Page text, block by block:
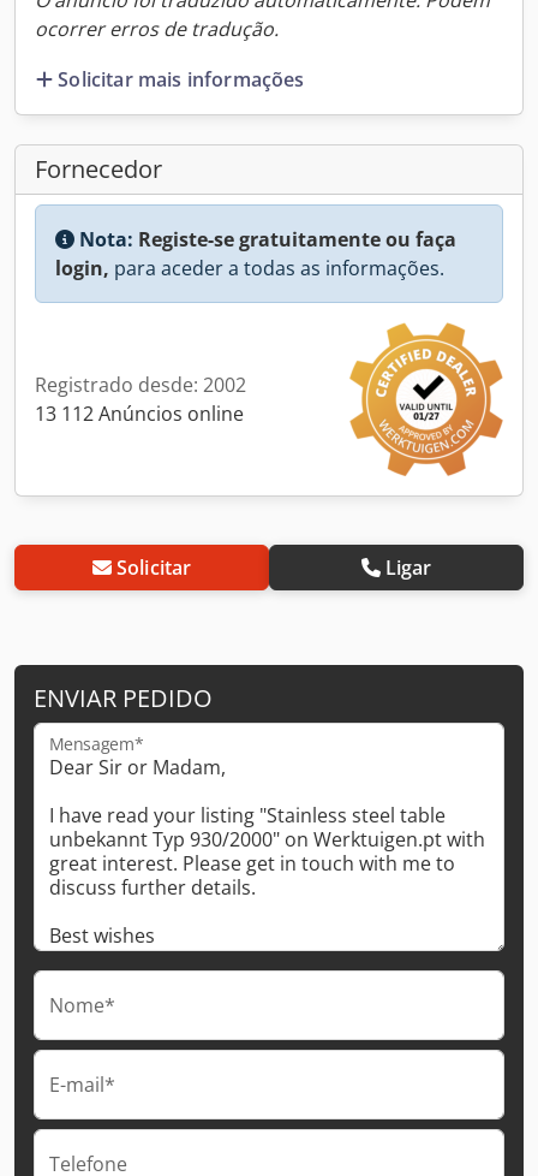
ocorrer erros de tradução.
Solicitar mais informações
Fornecedor
Nota: Registe-se gratuitamente ou faça
login, para aceder a todas as informações.
Registrado desde: 2002
13 112 Anúncios online
Solicitar Ligar
ENVIAR PEDIDO
Mensagem*
Nome*
E-mail*
Telefone